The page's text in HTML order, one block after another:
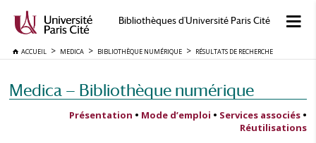
Bibliothèques d'Université Paris Cité
ACCUEIL MEDICA BIBLIOTHÈQUE NUMÉRIQUE RÉSULTATS DE RECHERCHE
Medica — Bibliothèque numérique
Présentation • Mode d’emploi • Services associés •
Réutilisations